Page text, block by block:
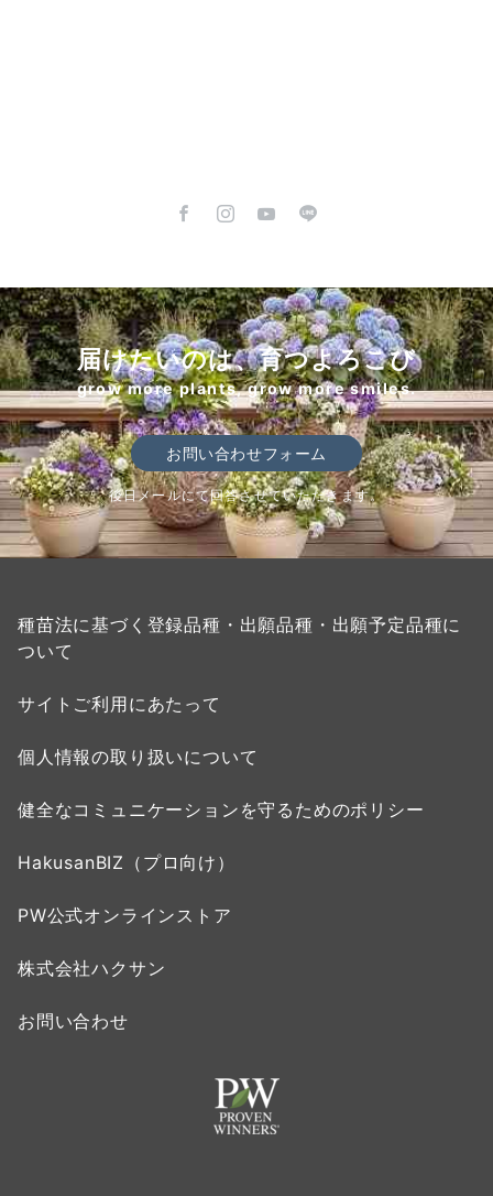
届けたいのは、育つよろこび
grow more plants, grow more smiles.
お問い合わせフォーム
後日メールにて回答させていただきます。
種苗法に基づく登録品種・出願品種・出願予定品種に
ついて
サイトご利用にあたって
個人情報の取り扱いについて
健全なコミュニケーションを守るためのポリシー
HakusanBIZ（プロ向け）
PW公式オンラインストア
株式会社ハクサン
お問い合わせ